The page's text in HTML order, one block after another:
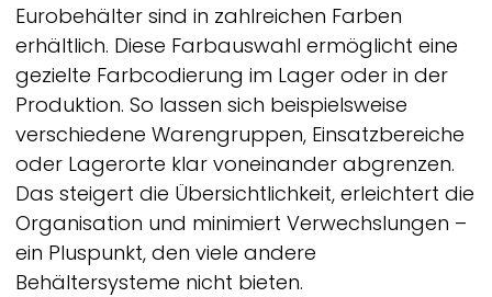
Eurobehälter sind in zahlreichen Farben
erhältlich. Diese Farbauswahl ermöglicht eine
gezielte Farbcodierung im Lager oder in der
Produktion. So lassen sich beispielsweise
verschiedene Warengruppen, Einsatzbereiche
oder Lagerorte klar voneinander abgrenzen.
Das steigert die Übersichtlichkeit, erleichtert die
Organisation und minimiert Verwechslungen –
ein Pluspunkt, den viele andere
Behältersysteme nicht bieten.